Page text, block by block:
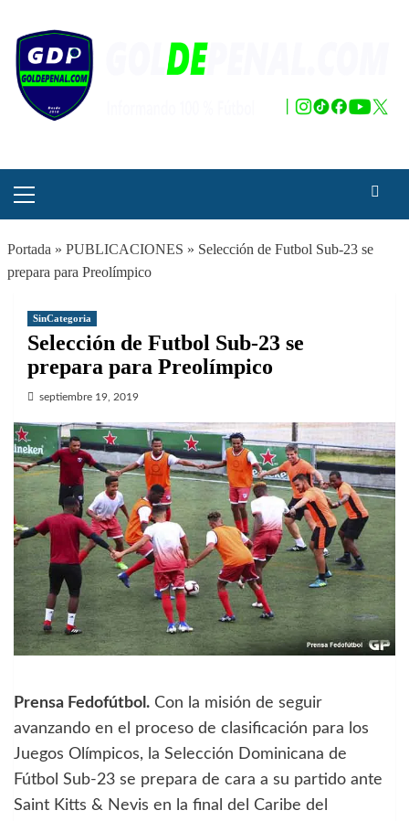
contenido
principal
Portada » PUBLICACIONES » Selección de Futbol Sub-23 se
prepara para Preolímpico
SinCategoria
Selección de Futbol Sub-23 se
prepara para Preolímpico
septiembre 19, 2019
Prensa Fedofútbol. Con la misión de seguir
avanzando en el proceso de clasificación para los
Juegos Olímpicos, la Selección Dominicana de
Fútbol Sub-23 se prepara de cara a su partido ante
Saint Kitts & Nevis en la final del Caribe del